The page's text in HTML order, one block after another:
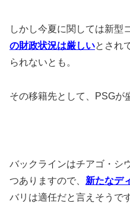
しかし今夏に関しては新型
の財政状況は厳しいとされ
られないとも。
その移籍先として、PSGが
バックラインはチアゴ・シ
つありますので、 新たなデ
バリは適任だと言えそうです